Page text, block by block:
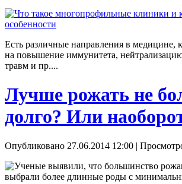
Есть различные направления в медицине,
на повышение иммунитета,
травм и пр....
Лучше рожать не
долго? Или
Опубликовано 27.06.2014 12:00 |